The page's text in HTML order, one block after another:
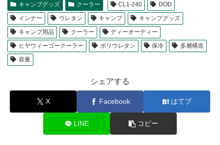
キャンプグッズ クーラー CL1-240
DOD
インナー
ウレタン キャンプ
キャンプグッズ
キャンプ用品
クーラー
ディーオーディー
ヒヤウィーゴークーラー
ポリウレタン 保冷
多層構造
容量
シェアする
X Facebook はてブ
LINE コピー